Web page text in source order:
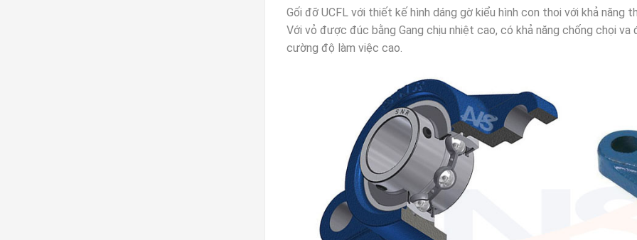
Gối đỡ UCFL với thiết kế hình dáng gờ kiểu hình con thoi với khả
Với vỏ được đúc bằng Gang chịu nhiệt cao, có khả năng chống chọi
cường độ làm việc cao.